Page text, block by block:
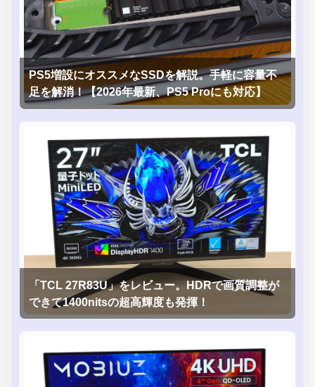
PS5増設にオススメなSSDを解説。手軽に容量不
足を解消！【2026年最新、PS5 Proにも対応】
「TCL 27R83U」をレビュー。HDRで画質調整が
できて1400nitsの超高輝度も発揮！